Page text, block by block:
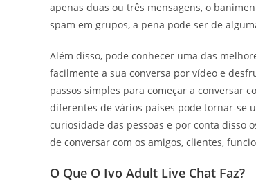
apenas duas ou três mensagens, o
spam em grupos, a pena pode ser de
Além disso, pode conhecer uma das
facilmente a sua conversa por vídeo e
passos simples para começar a conversar
diferentes de vários países pode tornar-se
curiosidade das pessoas e por conta disso
de conversar com os amigos, clientes,
O Que O Ivo Adult Live Chat Faz?